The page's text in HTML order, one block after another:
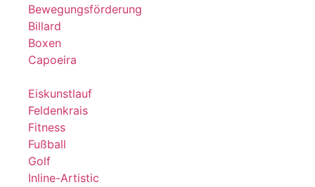
Bewegungsförderung
Billard
Boxen
Capoeira
Eiskunstlauf
Feldenkrais
Fitness
Fußball
Golf
Inline-Artistic